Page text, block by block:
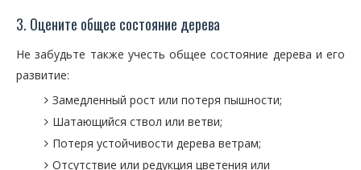
3. Оцените общее состояние дерева
Не забудьте также учесть общее состояние дерева и его
развитие:
Замедленный рост или потеря пышности;
Шатающийся ствол или ветви;
Потеря устойчивости дерева ветрам;
Отсутствие или редукция цветения или